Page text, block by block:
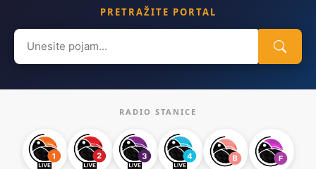
PRETRAŽITE PORTAL
Search
for:
RADIO STANICE